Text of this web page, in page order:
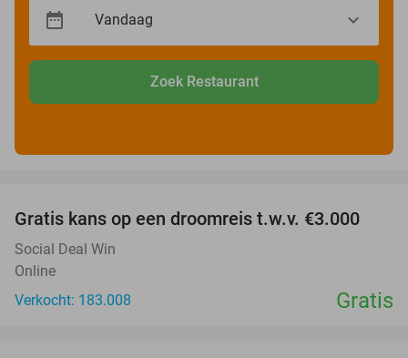
Zoek Restaurant
Gratis kans op een droomreis t.w.v. €3.000
Social Deal Win
Online
Verkocht: 183.008
Gratis